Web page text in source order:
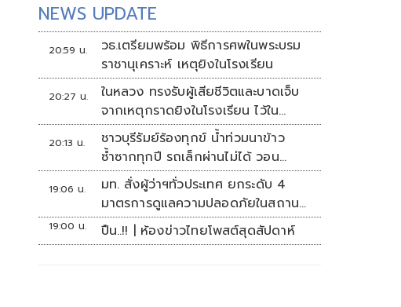
NEWS UPDATE
20:59 น.
วธ.เตรียมพร้อม พิธีการศพในพระบรม
ราชานุเคราะห์ เหตุยิงในโรงเรียน
20:27 น.
ในหลวง ทรงรับผู้เสียชีวิตและบาดเจ็บ
จากเหตุกราดยิงในโรงเรียน ไว้ใน
พระบรมราชานุเคราะห์
20:13 น.
ชาวบุรีรัมย์ร้องทุกข์ น้ำท่วมนาข้าว
ซ้ำซากทุกปี รถเล็กผ่านไม่ได้ วอน
หน่วยงานเร่งแก้ไข
19:06 น.
มท. สั่งผู้ว่าฯทั่วประเทศ ยกระดับ 4
มาตรการดูแลความปลอดภัยในสถาน
ศึกษา
19:00 น. ปืน..!! | ห้องข่าวไทยโพสต์สุดสัปดาห์